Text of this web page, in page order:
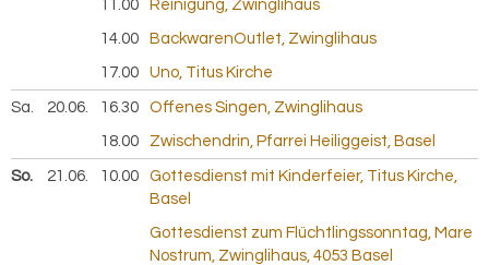
11.00 Reinigung, Zwinglihaus
14.00 BackwarenOutlet, Zwinglihaus
17.00 Uno, Titus Kirche
Sa. 20.06. 2026
16.30 Offenes Singen, Zwinglihaus
18.00 Zwischendrin, Pfarrei Heiliggeist, Basel
So. 21.06. 2026
10.00
Gottesdienst mit Kinderfeier, Titus Kirche,
Basel
Gottesdienst zum Flüchtlingssonntag, Mare
Nostrum, Zwinglihaus, 4053 Basel